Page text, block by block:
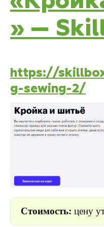
» —
https://
g-sewing-2/
Стоимость: цену